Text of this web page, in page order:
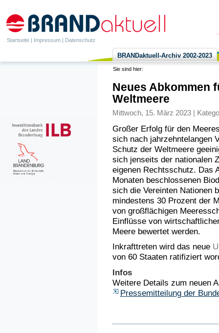
Startseite | Impressum | Datenschutz
BRANDaktuell-Archiv 2002-2023
Sie sind hier:
Neues Abkommen
Weltmeere
Mittwoch, 15. März 2023 |
Großer Erfolg für den
sich nach jahrzehntelangen
Schutz der Weltmeere
sich jenseits der nationalen
eigenen Rechtsschutz. Das
Monaten beschlossenen
sich die Vereinten Nationen
mindestens 30 Prozent der
von großflächigen
Einflüsse von
Meere bewertet werden.
Inkrafttreten wird das neue
von 60 Staaten ratifiziert
Infos
Weitere Details zum neuen
Pressemitteilung der